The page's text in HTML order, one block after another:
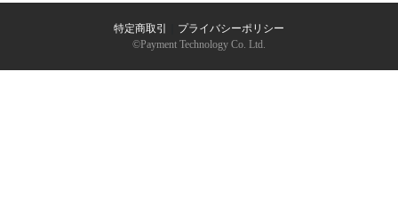
特定商取引
プライバシーポリシー
©︎Payment Technology Co. Ltd.